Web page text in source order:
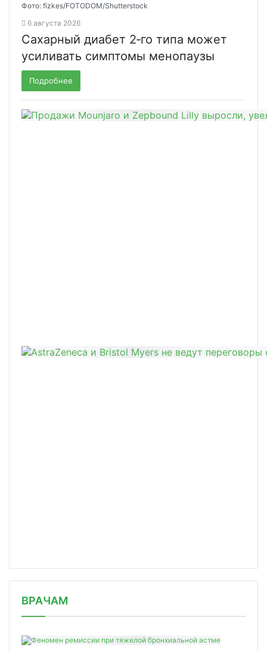
Фото: fizkes/FOTODOM/Shutterstock
6 августа 2026
Сахарный диабет 2‑го типа может
усиливать симптомы менопаузы
Подробнее
ВРАЧАМ